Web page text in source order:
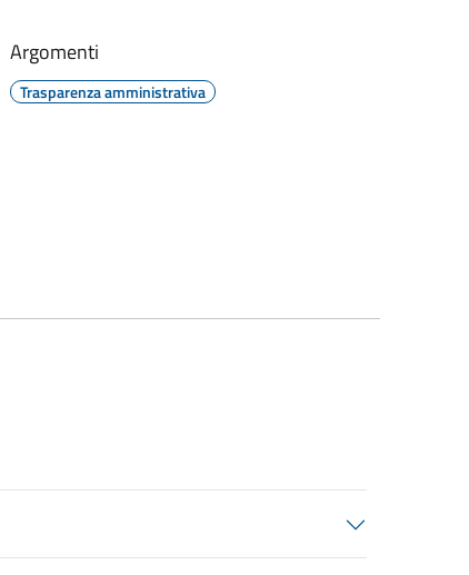
Argomenti
Trasparenza amministrativa